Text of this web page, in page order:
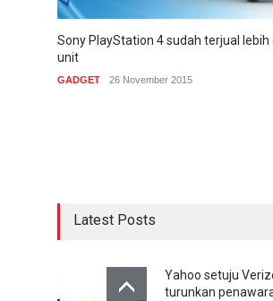
Sony PlayStation 4 sudah terjual lebih
unit
GADGET 26 November 2015
Latest Posts
Yahoo setuju
turunkan